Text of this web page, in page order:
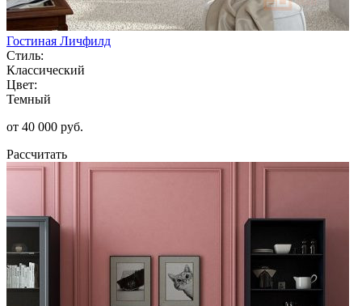
Гостиная Личфилд
Стиль:
Классический
Цвет:
Темный
от 40 000 руб.
Рассчитать